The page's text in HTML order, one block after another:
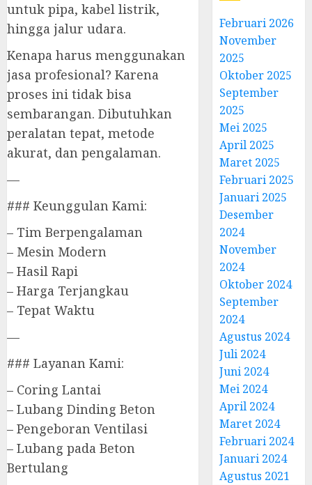
untuk pipa, kabel listrik,
hingga jalur udara.
Kenapa harus menggunakan
jasa profesional? Karena
proses ini tidak bisa
sembarangan. Dibutuhkan
peralatan tepat, metode
akurat, dan pengalaman.
—
### Keunggulan Kami:
– Tim Berpengalaman
– Mesin Modern
– Hasil Rapi
– Harga Terjangkau
– Tepat Waktu
—
### Layanan Kami:
– Coring Lantai
– Lubang Dinding Beton
– Pengeboran Ventilasi
– Lubang pada Beton
Bertulang
Februari 2026
November
2025
Oktober 2025
September
2025
Mei 2025
April 2025
Maret 2025
Februari 2025
Januari 2025
Desember
2024
November
2024
Oktober 2024
September
2024
Agustus 2024
Juli 2024
Juni 2024
Mei 2024
April 2024
Maret 2024
Februari 2024
Januari 2024
Agustus 2021